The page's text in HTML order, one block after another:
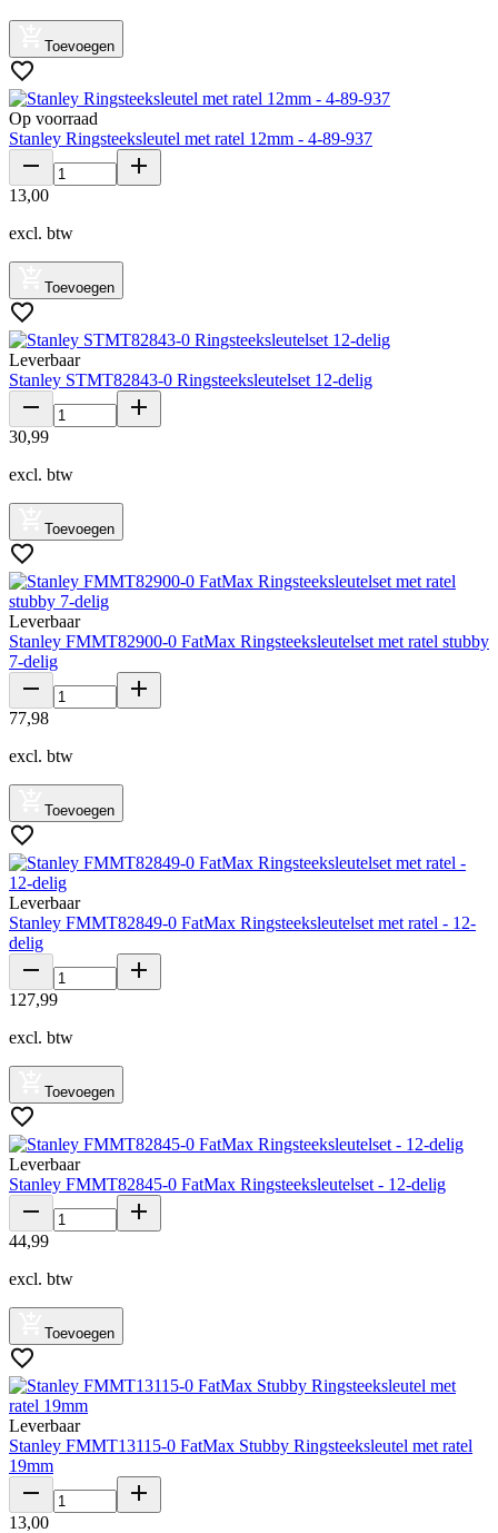
Toevoegen
Op voorraad
Stanley Ringsteeksleutel met ratel 12mm - 4-89-937
13,00
excl. btw
Toevoegen
Leverbaar
Stanley STMT82843-0 Ringsteeksleutelset 12-delig
30,99
excl. btw
Toevoegen
Leverbaar
Stanley FMMT82900-0 FatMax Ringsteeksleutelset met ratel stubby
7-delig
77,98
excl. btw
Toevoegen
Leverbaar
Stanley FMMT82849-0 FatMax Ringsteeksleutelset met ratel - 12-
delig
127,99
excl. btw
Toevoegen
Leverbaar
Stanley FMMT82845-0 FatMax Ringsteeksleutelset - 12-delig
44,99
excl. btw
Toevoegen
Leverbaar
Stanley FMMT13115-0 FatMax Stubby Ringsteeksleutel met ratel
19mm
13,00